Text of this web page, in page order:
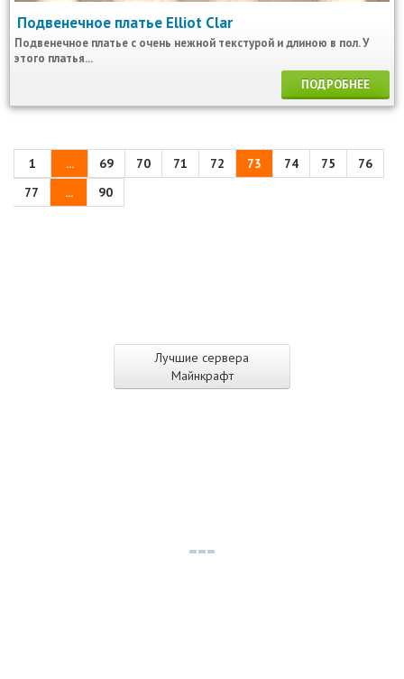
Лучшие сервера
Майнкрафт
Подвенечное платье Elliot Clar
Подвенечное платье с очень нежной текстурой и длиною в пол. У
этого платья...
ПОДРОБНЕЕ
1 ... 69 70 71 72 73 74 75
76
77
... 90